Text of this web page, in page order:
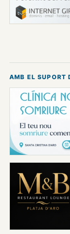
AMB EL SUPORT